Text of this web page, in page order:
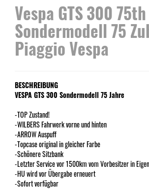
Vespa GTS 300
Sondermodell 75
Piaggio Vespa
BESCHREIBUNG
VESPA GTS 300 Sondermodell 75 Jahre
-TOP Zustand!
-WILBERS Fahrwerk vorne und hinten
-ARROW Auspuff
-Topcase original in gleicher Farbe
-Schönere Sitzbank
-Letzter Service vor 1500km vom Vorbesitzer in
-HU wird vor Übergabe erneuert
-Sofort verfügbar